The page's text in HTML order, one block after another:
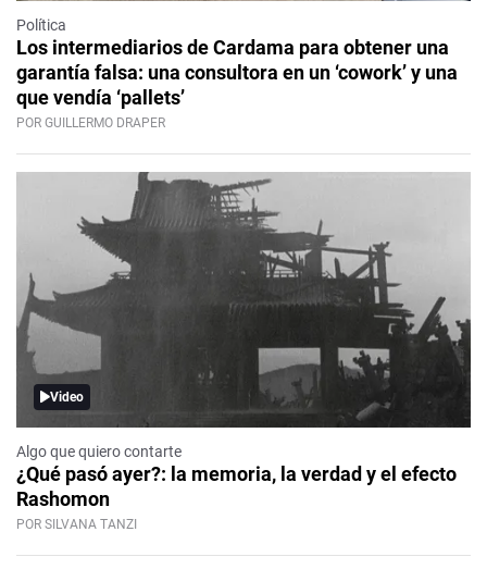
Política
Los intermediarios de Cardama para obtener una
garantía falsa: una consultora en un ‘cowork’ y una
que vendía ‘pallets’
POR GUILLERMO DRAPER
Video
Algo que quiero contarte
¿Qué pasó ayer?: la memoria, la verdad y el efecto
Rashomon
POR SILVANA TANZI